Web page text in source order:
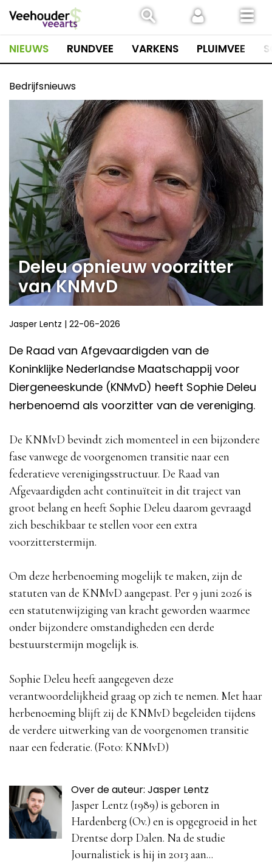
naar
inhoud
NIEUWS RUNDVEE VARKENS PLUIMVEE
Bedrijfsnieuws
Deleu opnieuw voorzitter
van KNMvD
Jasper Lentz | 22-06-2026
De Raad van Afgevaardigden van de
Koninklijke Nederlandse Maatschappij voor
Diergeneeskunde (KNMvD) heeft Sophie Deleu
herbenoemd als voorzitter van de vereniging.
De KNMvD bevindt zich momenteel in een bijzondere
fase vanwege de voorgenomen transitie naar een
federatieve verenigingsstructuur. De Raad van
Afgevaardigden acht continuïteit in dit traject van
groot belang en heeft Sophie Deleu daarom gevraagd
zich beschikbaar te stellen voor een extra
voorzitterstermijn.
Om deze herbenoeming mogelijk te maken, zijn de
statuten van de KNMvD aangepast. Per 9 juni 2026 is
een statutenwijziging van kracht geworden waarmee
onder bijzondere omstandigheden een derde
bestuurstermijn mogelijk is.
Sophie Deleu heeft aangegeven deze
verantwoordelijkheid graag op zich te nemen. Met haar
herbenoeming blijft zij de KNMvD begeleiden tijdens
de verdere uitwerking van de voorgenomen transitie
naar een federatie. (Foto: KNMvD)
Over de auteur: Jasper Lentz
Jasper Lentz (1989) is geboren in
Hardenberg (Ov.) en is opgegroeid in het
Drentse dorp Dalen. Na de studie
Journalistiek is hij in 2013 aan...